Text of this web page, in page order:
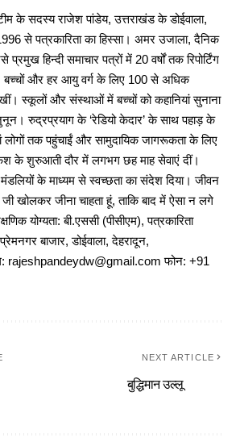
के सदस्य राजेश पांडेय, उत्तराखंड के डोईवाला,
से पत्रकारिता का हिस्सा। अमर उजाला, दैनिक
हिन्दी समाचार पत्रों में 20 वर्षों तक रिपोर्टिंग
और हर आयु वर्ग के लिए 100 से अधिक
स्कूलों और संस्थाओं में बच्चों को कहानियां सुनाना
रुद्रप्रयाग के ‘रेडियो केदार’ के साथ पहाड़ के
लोगों तक पहुंचाईं और सामुदायिक जागरूकता के लिए
के शुरुआती दौर में लगभग छह माह सेवाएं दीं।
के माध्यम से स्वच्छता का संदेश दिया। जीवन
जी खोलकर जीना चाहता हूं, ताकि बाद में ऐसा न लगे
योग्यता: बी.एससी (पीसीएम), पत्रकारिता
बाजार, डोईवाला, देहरादून,
rajeshpandeydw@gmail.com फोन: +91
NEXT ARTICLE
बुद्धिमान उल्लू